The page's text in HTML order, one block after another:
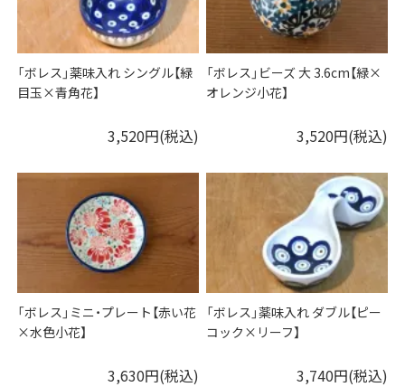
「ボレス」薬味入れ シングル【緑
目玉×青角花】
3,520円(税込)
「ボレス」ビーズ 大 3.6cm【緑×
オレンジ小花】
3,520円(税込)
「ボレス」ミニ・プレート【赤い花
×水色小花】
3,630円(税込)
「ボレス」薬味入れ ダブル【ピー
コック×リーフ】
3,740円(税込)